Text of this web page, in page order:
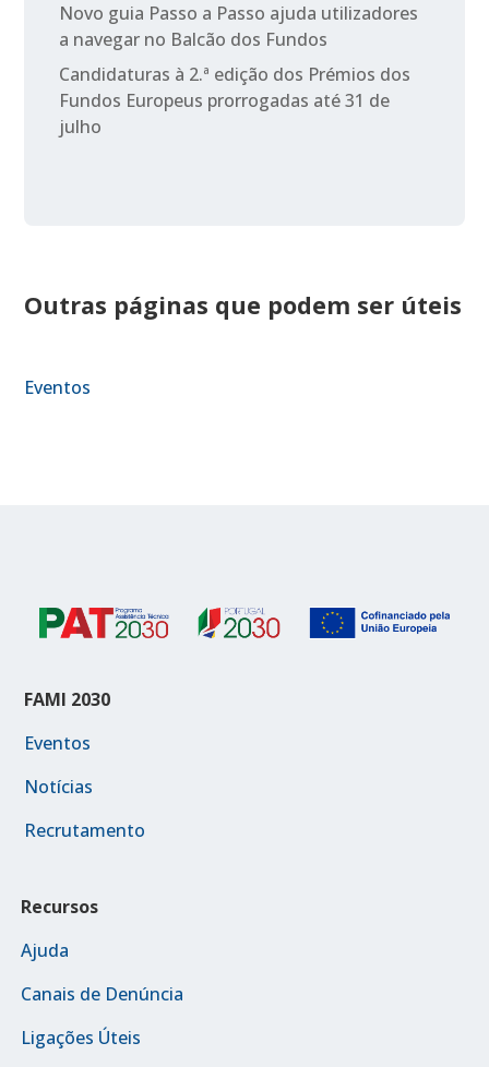
Novo guia Passo a Passo ajuda utilizadores
a navegar no Balcão dos Fundos
Candidaturas à 2.ª edição dos Prémios dos
Fundos Europeus prorrogadas até 31 de
julho
Outras páginas que podem ser úteis
Eventos
FAMI 2030
Eventos
Notícias
Recrutamento
Recursos
Ajuda
Canais de Denúncia
Ligações Úteis